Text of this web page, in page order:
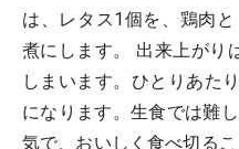
は、レタス1個を、鶏肉
煮にします。 出来上がり
しまいます。ひとりあた
になります。生食では難
気で、おいしく食べ切る